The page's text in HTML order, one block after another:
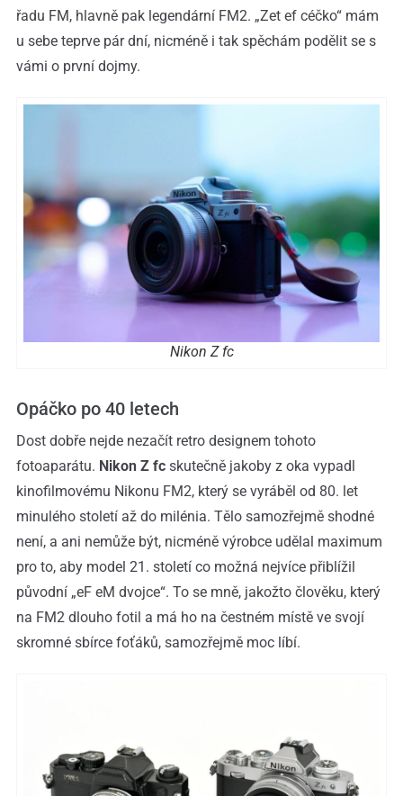
řadu FM, hlavně pak legendární FM2. „Zet ef céčko“ mám
u sebe teprve pár dní, nicméně i tak spěchám podělit se s
vámi o první dojmy.
Nikon Z fc
Opáčko po 40 letech
Dost dobře nejde nezačít retro designem tohoto
fotoaparátu. Nikon Z fc skutečně jakoby z oka vypadl
kinofilmovému Nikonu FM2, který se vyráběl od 80. let
minulého století až do milénia. Tělo samozřejmě shodné
není, a ani nemůže být, nicméně výrobce udělal maximum
pro to, aby model 21. století co možná nejvíce přiblížil
původní „eF eM dvojce“. To se mně, jakožto člověku, který
na FM2 dlouho fotil a má ho na čestném místě ve svojí
skromné sbírce foťáků, samozřejmě moc líbí.